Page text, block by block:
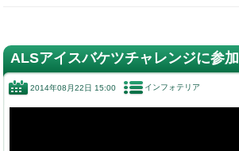
ALSアイスバケツチャレンジに参加
2014年08月22日 15:00 インフォテリア